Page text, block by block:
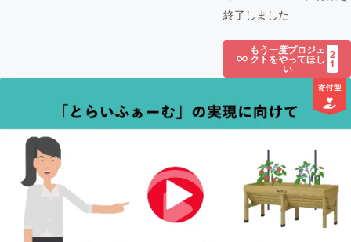
終了しました
もう一度プロジェ
クトをやってほし
い
2
1